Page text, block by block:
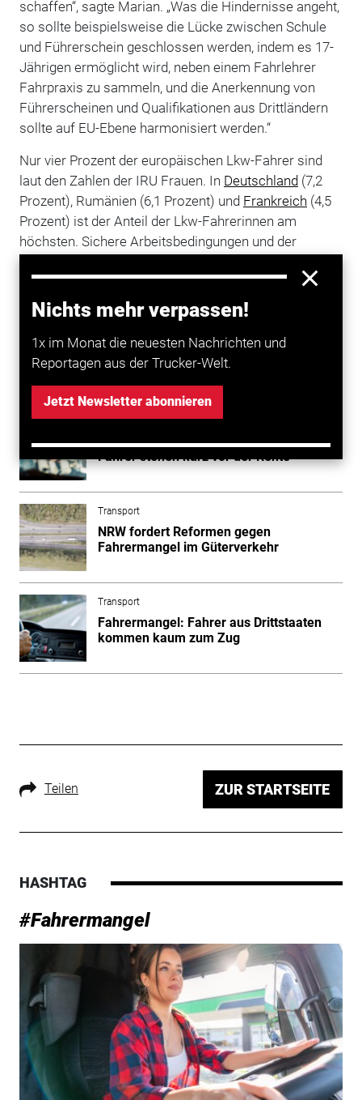
Nichts mehr verpassen!
1x im Monat die neuesten Nachrichten und
Reportagen aus der Trucker-Welt.
Jetzt Newsletter abonnieren
schaffen“, sagte Marian. „Was die Hindernisse angeht,
so sollte beispielsweise die Lücke zwischen Schule
und Führerschein geschlossen werden, indem es 17-
Jährigen ermöglicht wird, neben einem Fahrlehrer
Fahrpraxis zu sammeln, und die Anerkennung von
Führerscheinen und Qualifikationen aus Drittländern
sollte auf EU-Ebene harmonisiert werden.“
Nur vier Prozent der europäischen Lkw-Fahrer sind
laut den Zahlen der IRU Frauen. In Deutschland (7,2
Prozent), Rumänien (6,1 Prozent) und Frankreich (4,5
Prozent) ist der Anteil der Lkw-Fahrerinnen am
höchsten. Sichere Arbeitsbedingungen und der
Hauptanliegen von Frauen. Ihre Verbesserung sei der
Schlüssel, um mehr Frauen für den Beruf zu
Transport
Lkw-Fahrermangel 2025: 39 Prozent der
Fahrer stehen kurz vor der Rente
Transport
NRW fordert Reformen gegen
Fahrermangel im Güterverkehr
Transport
Fahrermangel: Fahrer aus Drittstaaten
kommen kaum zum Zug
Teilen ZUR STARTSEITE
HASHTAG
#Fahrermangel